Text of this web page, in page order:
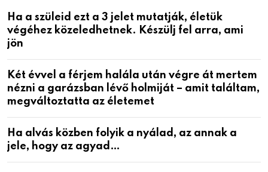
Ha a szüleid ezt a 3 jelet mutatják, életük
végéhez közeledhetnek. Készülj fel arra, ami
jön
Két évvel a férjem halála után végre át mertem
nézni a garázsban lévő holmiját – amit találtam,
megváltoztatta az életemet
Ha alvás közben folyik a nyálad, az annak a
jele, hogy az agyad…